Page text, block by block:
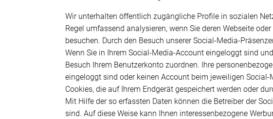
Wir unterhalten öffentlich zugängliche Profile in sozialen
Regel umfassend analysieren, wenn Sie deren Webseite
besuchen. Durch den Besuch unserer Social-Media-
Wenn Sie in Ihrem Social-Media-Account eingeloggt sind
Besuch Ihrem Benutzerkonto zuordnen. Ihre
eingeloggt sind oder keinen Account beim jeweiligen
Cookies, die auf Ihrem Endgerät gespeichert werden oder
Mit Hilfe der so erfassten Daten können die Betreiber der
sind. Auf diese Weise kann Ihnen interessenbezogene